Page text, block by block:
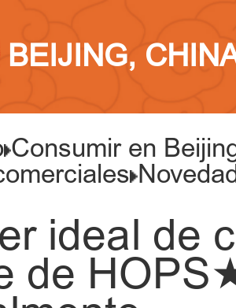
BEIJING,
Consumir en
ideal de
de